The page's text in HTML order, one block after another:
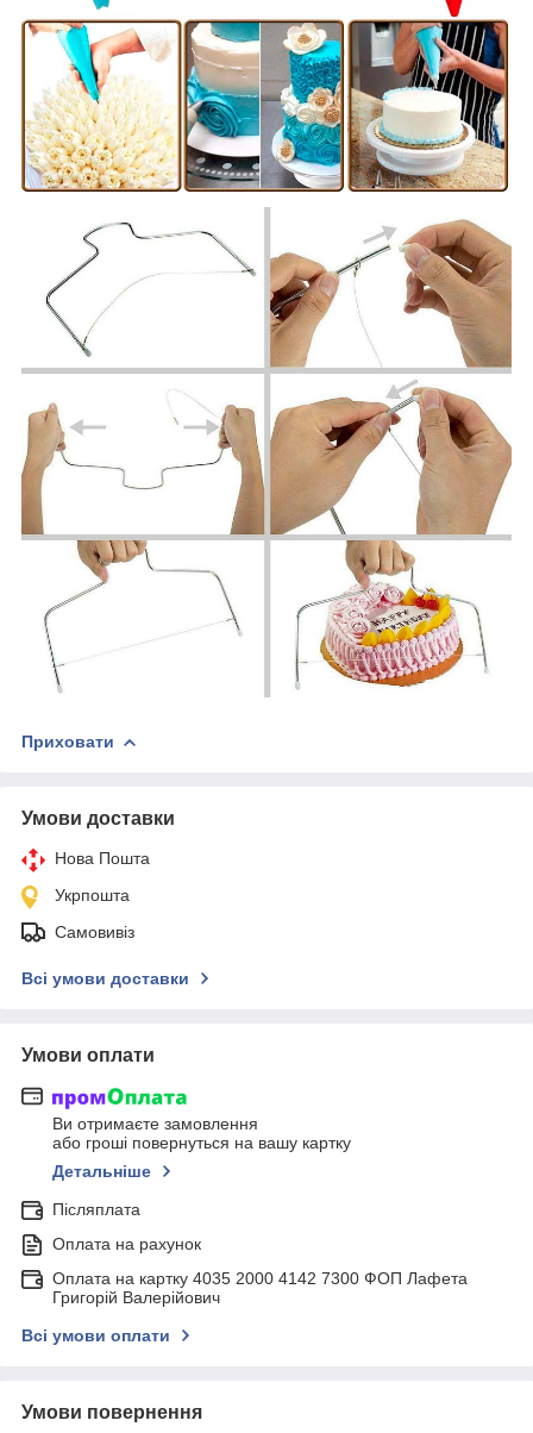
Приховати
Умови доставки
Нова Пошта
Укрпошта
Самовивіз
Всі умови доставки
Умови оплати
Ви отримаєте замовлення
або гроші повернуться на вашу картку
Детальніше
Післяплата
Оплата на рахунок
Оплата на картку 4035 2000 4142 7300 ФОП Лафета
Григорій Валерійович
Всі умови оплати
Умови повернення